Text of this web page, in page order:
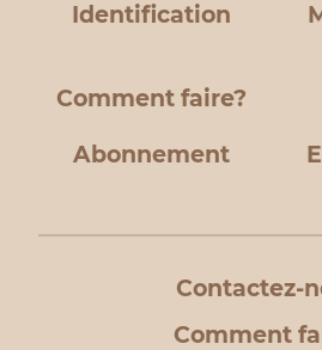
Identification
Comment faire?
Abonnement
Contactez-
Comment